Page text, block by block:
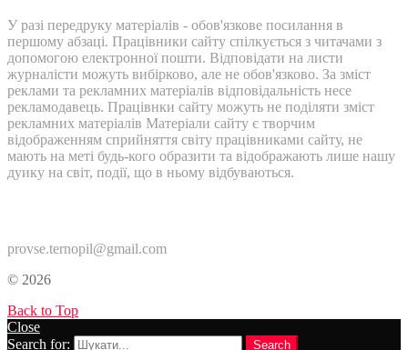
У разі передруку матеріалів - обов'язкове посилання в
першому абзаці. Працівники сайту спілкується з читачами з
допомогою електронної пошти. Відповідати на листи
журналісти можуть вибірково, але не обов'язково. За зміст
реклами та рекламних матеріалів відповідальність несе
рекламодавець. Працівнки сайту можуть не поділяти зміст
рекламних матеріалів Матеріали сайту є творчим
відображенням сприйняття світу працівниками сайту, не
мають на меті будь-кого образити та відображають лише нашу
дуику на світ, події, що в ньому відбуваються.
provse.ternopil@gmail.com
© 2026
Back to Top
Close
Search for:
Search